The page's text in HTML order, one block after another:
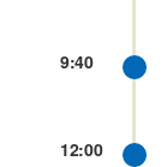
9:40
12:00